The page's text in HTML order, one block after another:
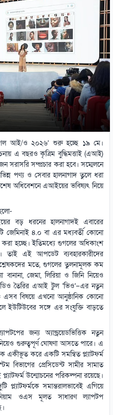
আই/ও ২০২৬’ শুরু হচ্ছে ১৯ মে।
এ বছরও কৃত্রিম বুদ্ধিমত্তাই (এআই)
সম্প্রচার করা হবে। সম্মেলনে
পণ্য ও সেবার হালনাগাদ তুলে ধরা
অধিবেশনে এআইয়ের ভবিষ্যৎ নিয়ে
বড় ধরনের হালনাগাদই এবারের
জেমিনাই ৪.০ বা এর মধ্যবর্তী কোনো
হচ্ছে। ইতিমধ্যে গুগলের অধিকাংশ
তাই এই আপডেট ব্যবহারকারীদের
মতে, গুগলের তুলনামূলক কম
জেমা, লিরিয়া ও জিনি নিয়েও
তৈরির এআই টুল ‘ভিও’–এর নতুন
এসব বিষয়ে এখনো আনুষ্ঠানিক কোনো
ইউটিউবের সঙ্গে এর সংযুক্তি বাড়তে
জন্য অ্যান্ড্রয়েডভিত্তিক নতুন
গুরুত্বপূর্ণ ঘোষণা আসতে পারে। এ
একীভূত করে একটি সমন্বিত প্ল্যাটফর্ম
বিভাগের প্রেসিডেন্ট সামীর সামাত
উন্মোচনের পরিকল্পনা রয়েছে।
সমান্তরালভাবেই এগিয়ে
ওএস মূলত সাধারণ ল্যাপটপ